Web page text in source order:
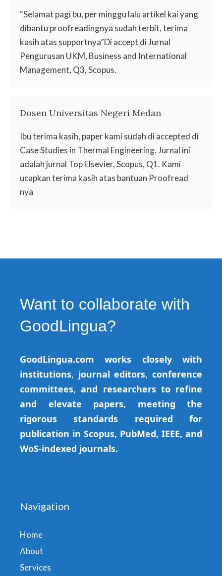
“Selamat pagi bu, per minggu lalu artikel kai yang
dibantu proofreadingnya sudah terbit, terima
kasih atas supportnya”Di accept di Jurnal
Pengurusan UKM, Business and International
Management, Q3, Scopus.
Dosen Universitas Negeri Medan
Ibu terima kasih, paper kami sudah di accepted di
Case Studies in Thermal Engineering. Jurnal ini
adalah jurnal Top Elsevier, Scopus, Q1. Kami
ucapkan terima kasih atas bantuan Proofread
nya
Want to collaborate with
GoodLingua?
GoodLingua.com works closely with
institutions, journal editors, conference
committees, and researchers to refine
and elevate papers, meeting the
rigorous standards required for
publication in Scopus, PubMed, IEEE, and
WoS-indexed journals.
Navigation
Home
About
Services